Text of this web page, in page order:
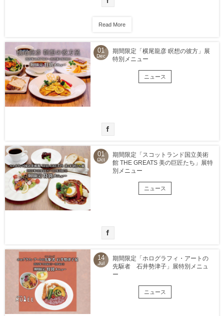
Read More
01
Dec
期間限定「横尾龍彦 瞑想の彼方」展
特別メニュー
ニュース
01
Oct
期間限定「スコットランド国立美術
館 THE GREATS 美の巨匠たち」展特
別メニュー
ニュース
14
Jul
期間限定「ホログラフィ・アートの
先駆者 石井勢津子」展特別メニュ
ー
ニュース